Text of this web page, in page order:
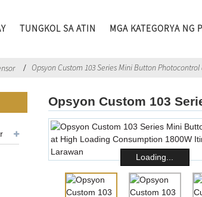
TUNGKOL SA ATIN MGA KATEGORYA NG
Opsyon Custom 103 Series Mini Button
Opsyon Custom 103
Loading...